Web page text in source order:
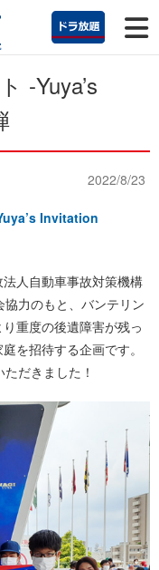
-Yuya’s
2022/8/23
Invitation
人自動車事故対策機構
協力のもと、バンテリン
重度の後遺障害が残っ
を招待する企画です。
だきました！